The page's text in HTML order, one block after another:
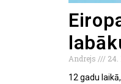
Andrejs
24.
12 gadu